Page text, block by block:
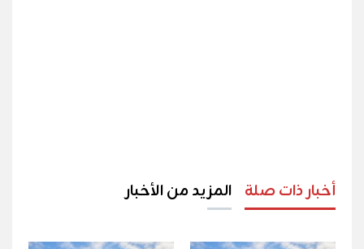
أخبار ذات صلة المزيد من الأخبار